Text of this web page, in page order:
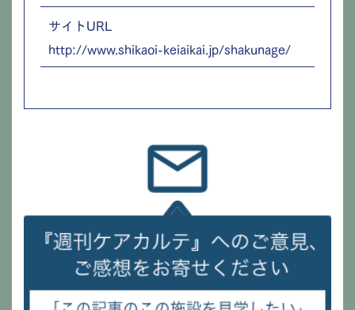
サイトURL
http://www.shikaoi-keiaikai.jp/shakunage/